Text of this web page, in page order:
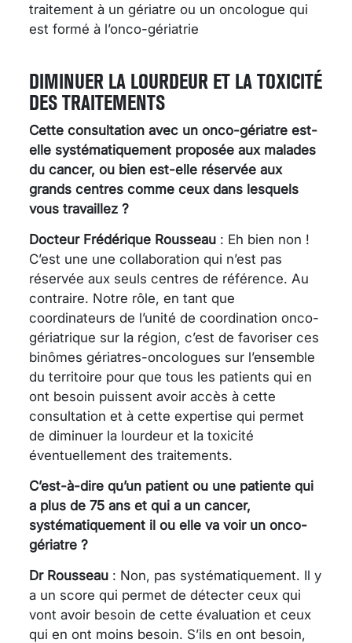
traitement à un gériatre ou un oncologue qui
est formé à l’onco-gériatrie
DIMINUER LA LOURDEUR ET LA TOXICITÉ
DES TRAITEMENTS
Cette consultation avec un onco-gériatre est-
elle systématiquement proposée aux malades
du cancer, ou bien est-elle réservée aux
grands centres comme ceux dans lesquels
vous travaillez ?
Docteur Frédérique Rousseau : Eh bien non !
C’est une une collaboration qui n’est pas
réservée aux seuls centres de référence. Au
contraire. Notre rôle, en tant que
coordinateurs de l’unité de coordination onco-
gériatrique sur la région, c’est de favoriser ces
binômes gériatres-oncologues sur l’ensemble
du territoire pour que tous les patients qui en
ont besoin puissent avoir accès à cette
consultation et à cette expertise qui permet
de diminuer la lourdeur et la toxicité
éventuellement des traitements.
C’est-à-dire qu’un patient ou une patiente qui
a plus de 75 ans et qui a un cancer,
systématiquement il ou elle va voir un onco-
gériatre ?
Dr Rousseau : Non, pas systématiquement. Il y
a un score qui permet de détecter ceux qui
vont avoir besoin de cette évaluation et ceux
qui en ont moins besoin. S’ils en ont besoin,